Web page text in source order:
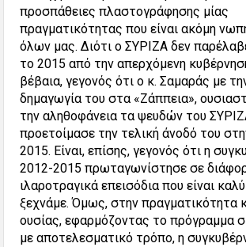
προσπάθειες πλαστογράφησης μίας
πραγματικότητας που είναι ακόμη
όλων μας. Διότι ο ΣΥΡΙΖΑ δεν
το 2015 από την απερχόμενη
βέβαια, γεγονός ότι ο κ. Σαμαράς με
δημαγωγία του στα «Ζάππεια»,
την αληθοφάνεια τα ψευδών του
προετοίμασε την τελική άνοδό του
2015. Είναι, επίσης, γεγονός ότι η
2012-2015 πρωταγωνίστησε σε
ιλαροτραγικά επεισόδια που είναι
ξεχνάμε. Όμως, στην πραγματικότητα
ουσίας, εφαρμόζοντας το πρόγραμμα
με αποτελεσματικό τρόπο, η